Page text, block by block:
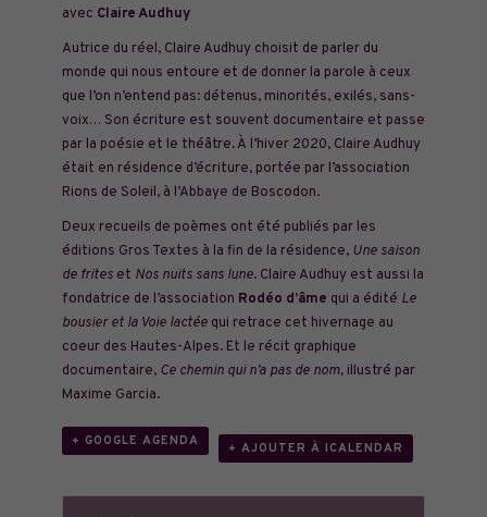
avec Claire Audhuy
Autrice du réel, Claire Audhuy choisit de parler du
monde qui nous entoure et de donner la parole à ceux
que l’on n’entend pas: détenus, minorités, exilés, sans-
voix… Son écriture est souvent documentaire et passe
par la poésie et le théâtre. À l’hiver 2020, Claire Audhuy
était en résidence d’écriture, portée par l’association
Rions de Soleil, à l’Abbaye de Boscodon.
Deux recueils de poèmes ont été publiés par les
éditions Gros Textes à la fin de la résidence, Une saison
de frites et Nos nuits sans lune. Claire Audhuy est aussi la
fondatrice de l’association Rodéo d’âme qui a édité Le
bousier et la Voie lactée qui retrace cet hivernage au
coeur des Hautes-Alpes. Et le récit graphique
documentaire, Ce chemin qui n’a pas de nom,illustré par
Maxime Garcia.
+ GOOGLE AGENDA
+ AJOUTER À ICALENDAR